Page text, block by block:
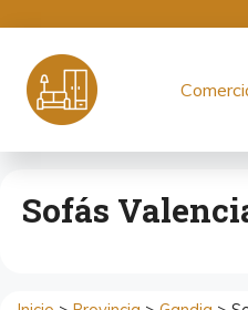
contenido
Sofás